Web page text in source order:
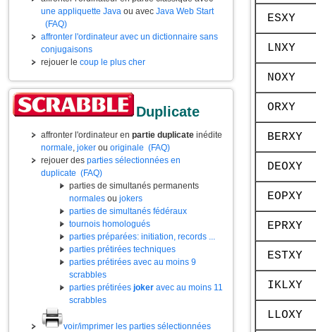
une appliquette Java ou avec Java Web Start
(FAQ)
affronter l'ordinateur avec un dictionnaire sans
conjugaisons
rejouer le coup le plus cher
Duplicate
affronter l'ordinateur en partie duplicate inédite
normale, joker ou originale (FAQ)
rejouer des parties sélectionnées en
duplicate (FAQ)
parties de simultanés permanents
normales ou jokers
parties de simultanés fédéraux
tournois homologués
parties préparées: initiation, records ...
parties prétirées techniques
parties prétirées avec au moins 9
scrabbles
parties prétirées joker avec au moins 11
scrabbles
voir/imprimer les parties sélectionnées
ESXY
LNXY
NOXY
ORXY
BERXY
DEOXY
EOPXY
EPRXY
ESTXY
IKLXY
LLOXY